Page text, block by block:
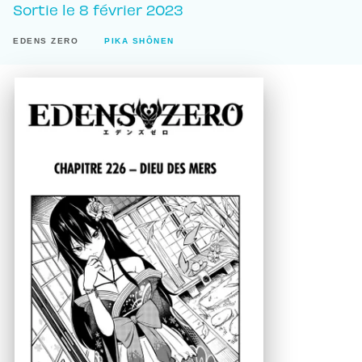
Sortie le 8 février 2023
EDENS ZERO PIKA SHÔNEN